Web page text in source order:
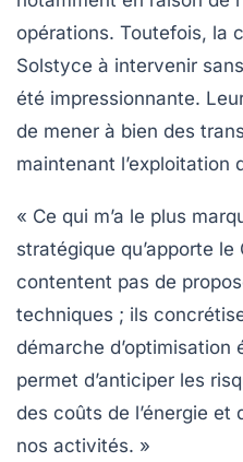
opérations. Toutefois, la
Solstyce à intervenir
été impressionnante.
de mener à bien des
maintenant l’exploitation
« Ce qui m’a le plus
stratégique qu’apporte le
contentent pas de
techniques ; ils
démarche d’optimisation
permet d’anticiper les
des coûts de l’énergie et
nos activités. »